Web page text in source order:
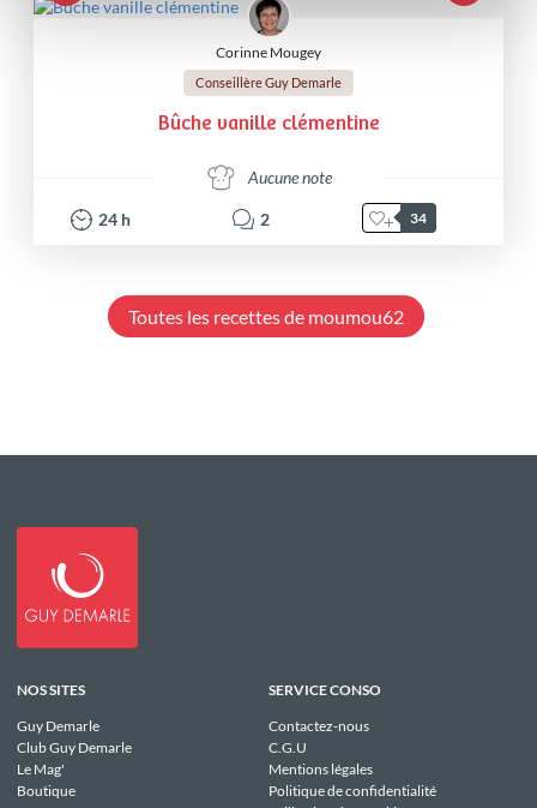
Corinne Mougey
Conseillère Guy Demarle
Bûche vanille clémentine
Aucune note
24 h 2 34
Toutes les recettes de moumou62
NOS SITES
Guy Demarle
Club Guy Demarle
Le Mag'
Boutique
SERVICE CONSO
Contactez-nous
C.G.U
Mentions légales
Politique de confidentialité